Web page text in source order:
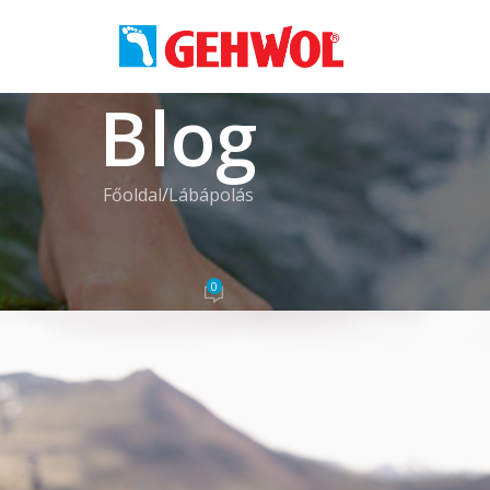
Blog
Főoldal Lábápolás
Higiéniai tippek a friss lábakért
Krisztina 0